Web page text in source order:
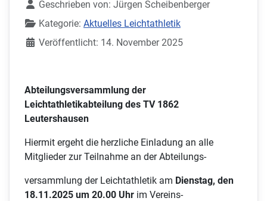
Geschrieben von: Jürgen Scheibenberger
Kategorie: Aktuelles Leichtathletik
Veröffentlicht: 14. November 2025
Abteilungsversammlung der
Leichtathletikabteilung des TV 1862
Leutershausen
Hiermit ergeht die herzliche Einladung an alle
Mitglieder zur Teilnahme an der Abteilungs-
versammlung der Leichtathletik am Dienstag, den
18.11.2025 um 20.00 Uhr im Vereins-